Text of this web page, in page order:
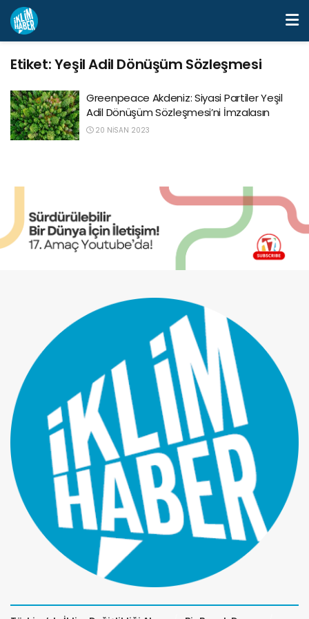
Etiket:Yeşil Adil Dönüşüm Sözleşmesi
Greenpeace Akdeniz: Siyasi Partiler Yeşil
Adil Dönüşüm Sözleşmesi’ni İmzalasın
20 NISAN 2023